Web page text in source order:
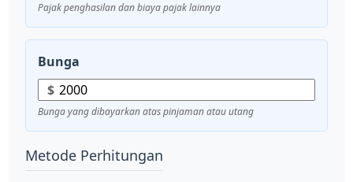
Pajak penghasilan dan biaya pajak lainnya
Bunga
$
Bunga yang dibayarkan atas pinjaman atau utang
Metode Perhitungan